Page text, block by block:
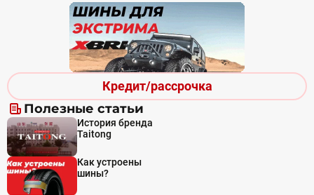
Кредит/рассрочка
Полезные статьи
История бренда
Taitong
Как устроены
шины?